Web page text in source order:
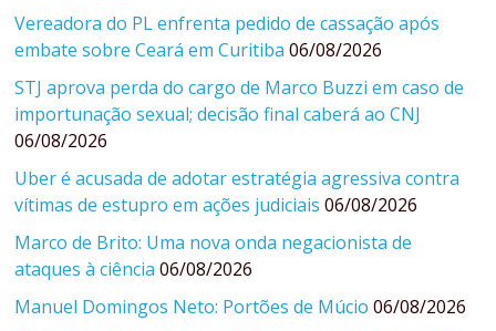
Vereadora do PL enfrenta pedido de cassação após
embate sobre Ceará em Curitiba 06/08/2026
STJ aprova perda do cargo de Marco Buzzi em caso de
importunação sexual; decisão final caberá ao CNJ
06/08/2026
Uber é acusada de adotar estratégia agressiva contra
vítimas de estupro em ações judiciais 06/08/2026
Marco de Brito: Uma nova onda negacionista de
ataques à ciência 06/08/2026
Manuel Domingos Neto: Portões de Múcio 06/08/2026